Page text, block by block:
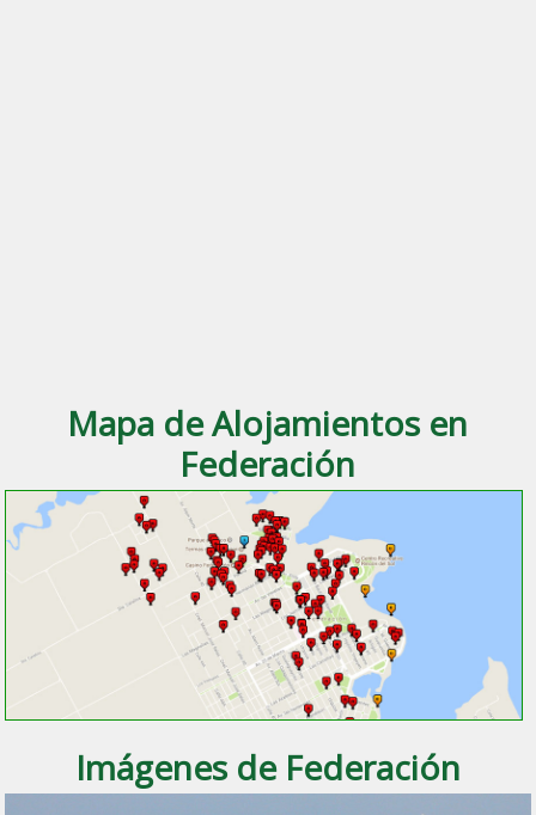
Mapa de Alojamientos en
Federación
Imágenes de Federación